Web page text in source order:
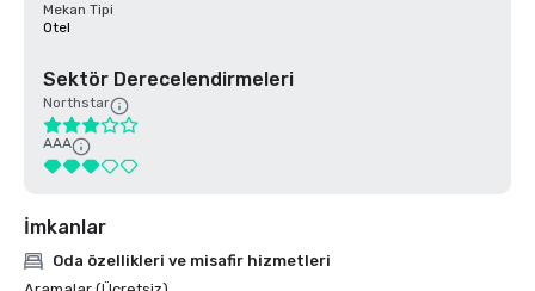
Mekan Tipi
Otel
Sektör Derecelendirmeleri
Northstar
AAA
İmkanlar
Oda özellikleri ve misafir hizmetleri